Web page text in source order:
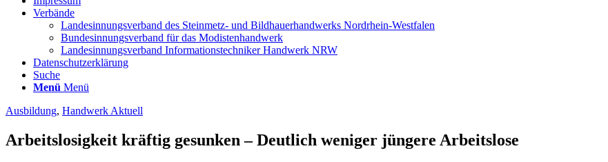
Verbände
Landesinnungsverband des Steinmetz- und Bildhauerhandwerks Nordrhein-Westfalen
Bundesinnungsverband für das Modistenhandwerk
Landesinnungsverband Informationstechniker Handwerk NRW
Datenschutzerklärung
Suche
Menü Menü
Ausbildung, Handwerk Aktuell
Arbeitslosigkeit kräftig gesunken – Deutlich weniger jüngere Arbeitslose